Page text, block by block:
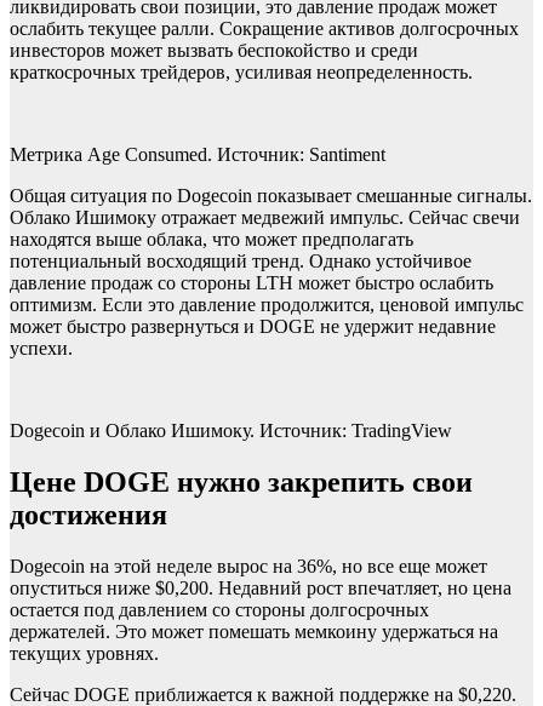
ликвидировать свои позиции, это давление продаж может
ослабить текущее ралли. Сокращение активов долгосрочных
инвесторов может вызвать беспокойство и среди
краткосрочных трейдеров, усиливая неопределенность.
Метрика Age Consumed. Источник: Santiment
Общая ситуация по Dogecoin показывает смешанные сигналы.
Облако Ишимоку отражает медвежий импульс. Сейчас свечи
находятся выше облака, что может предполагать
потенциальный восходящий тренд. Однако устойчивое
давление продаж со стороны LTH может быстро ослабить
оптимизм. Если это давление продолжится, ценовой импульс
может быстро развернуться и DOGE не удержит недавние
успехи.
Dogecoin и Облако Ишимоку. Источник: TradingView
Цене DOGE нужно закрепить свои
достижения
Dogecoin на этой неделе вырос на 36%, но все еще может
опуститься ниже $0,200. Недавний рост впечатляет, но цена
остается под давлением со стороны долгосрочных
держателей. Это может помешать мемкоину удержаться на
текущих уровнях.
Сейчас DOGE приближается к важной поддержке на $0,220.